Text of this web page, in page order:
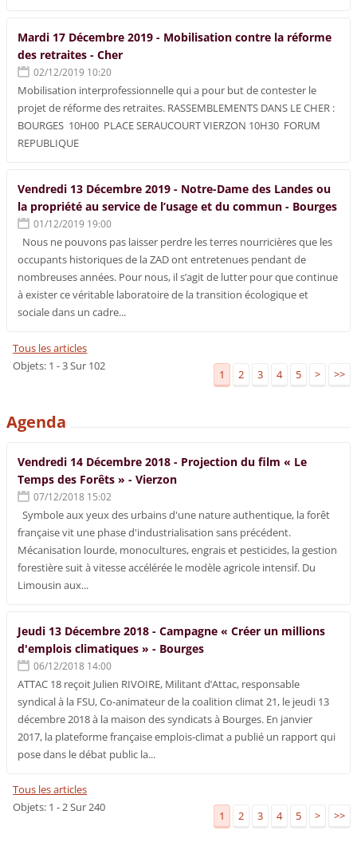
Mardi 17 Décembre 2019 - Mobilisation contre la réforme
des retraites - Cher
02/12/2019 10:20
Mobilisation interprofessionnelle qui a pour but de contester le
projet de réforme des retraites. RASSEMBLEMENTS DANS LE CHER :
BOURGES 10H00 PLACE SERAUCOURT VIERZON 10H30 FORUM
REPUBLIQUE
Vendredi 13 Décembre 2019 - Notre-Dame des Landes ou
la propriété au service de l’usage et du commun - Bourges
01/12/2019 19:00
Nous ne pouvons pas laisser perdre les terres nourricières que les
occupants historiques de la ZAD ont entretenues pendant de
nombreuses années. Pour nous, il s’agit de lutter pour que continue
à exister ce véritable laboratoire de la transition écologique et
sociale dans un cadre...
Tous les articles
Objets: 1 - 3 Sur 102
1 2 3 4 5 > >>
Agenda
Vendredi 14 Décembre 2018 - Projection du film « Le
Temps des Forêts » - Vierzon
07/12/2018 15:02
Symbole aux yeux des urbains d'une nature authentique, la forêt
française vit une phase d'industrialisation sans précédent.
Mécanisation lourde, monocultures, engrais et pesticides, la gestion
forestière suit à vitesse accélérée le modèle agricole intensif. Du
Limousin aux...
Jeudi 13 Décembre 2018 - Campagne « Créer un millions
d'emplois climatiques » - Bourges
06/12/2018 14:00
ATTAC 18 reçoit Julien RIVOIRE, Militant d’Attac, responsable
syndical à la FSU, Co-animateur de la coalition climat 21, le jeudi 13
décembre 2018 à la maison des syndicats à Bourges. En janvier
2017, la plateforme française emplois-climat a publié un rapport qui
pose dans le débat public la...
Tous les articles
Objets: 1 - 2 Sur 240
1 2 3 4 5 > >>